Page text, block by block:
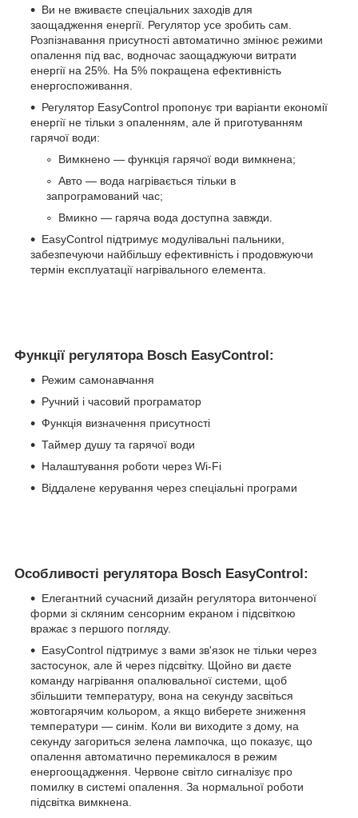
Ви не вживаєте спеціальних заходів для
заощадження енергії. Регулятор усе зробить сам.
Розпізнавання присутності автоматично змінює режими
опалення під вас, водночас заощаджуючи витрати
енергії на 25%. На 5% покращена ефективність
енергоспоживання.
Регулятор EasyControl пропонує три варіанти економії
енергії не тільки з опаленням, але й приготуванням
гарячої води:
Вимкнено — функція гарячої води вимкнена;
Авто — вода нагрівається тільки в
запрограмований час;
Вмикно — гаряча вода доступна завжди.
EasyControl підтримує модулівальні пальники,
забезпечуючи найбільшу ефективність і продовжуючи
термін експлуатації нагрівального елемента.
Функції регулятора Bosch EasyControl:
Режим самонавчання
Ручний і часовий програматор
Функція визначення присутності
Таймер душу та гарячої води
Налаштування роботи через Wi-Fi
Віддалене керування через спеціальні програми
Особливості регулятора Bosch EasyControl:
Елегантний сучасний дизайн регулятора витонченої
форми зі скляним сенсорним екраном і підсвіткою
вражає з першого погляду.
EasyControl підтримує з вами зв'язок не тільки через
застосунок, але й через підсвітку. Щойно ви даєте
команду нагрівання опалювальної системи, щоб
збільшити температуру, вона на секунду засвіться
жовтогарячим кольором, а якщо виберете зниження
температури — синім. Коли ви виходите з дому, на
секунду загориться зелена лампочка, що показує, що
опалення автоматично перемикалося в режим
енергоощадження. Червоне світло сигналізує про
помилку в системі опалення. За нормальної роботи
підсвітка вимкнена.